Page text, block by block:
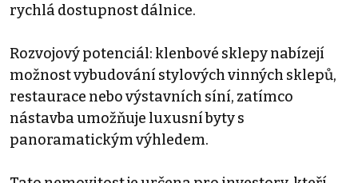
rychlá dostupnost dálnice.
Rozvojový potenciál: klenbové sklepy nabízejí
možnost vybudování stylových vinných sklepů,
restaurace nebo výstavních síní, zatímco
nástavba umožňuje luxusní byty s
panoramatickým výhledem.